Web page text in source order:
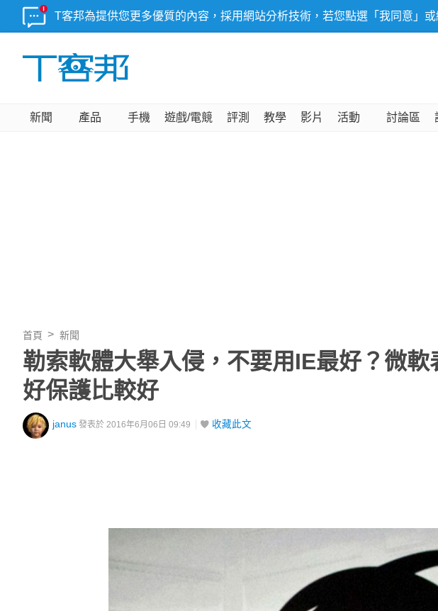
T客邦為提供您更多優質的內容，採用網站分析技術，若您點選「我同意」
新聞 產品 手機 遊戲/電競 評測 教學 影片 活動 討論區
首頁 新聞
勒索軟體大舉入侵，不要用IE最好？微
好保護比較好
janus 發表於 2016年6月06日 09:49 收藏此文